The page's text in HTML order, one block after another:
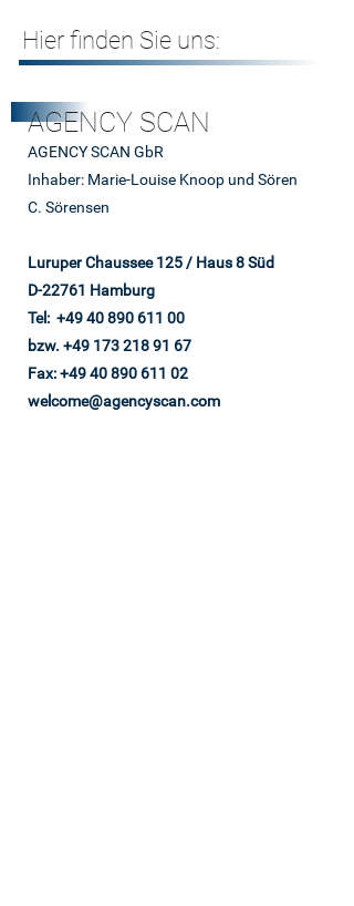
Hier finden Sie uns:
AGENCY SCAN
AGENCY SCAN GbR
Inhaber: Marie-Louise Knoop und Sören
C. Sörensen
Luruper Chaussee 125 / Haus 8 Süd
D-22761 Hamburg
Tel: +49 40 890 611 00
bzw. +49 173 218 91 67
Fax: +49 40 890 611 02
welcome@agencyscan.com